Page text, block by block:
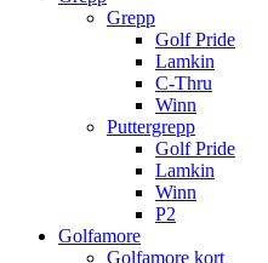
Grepp
Golf Pride
Lamkin
C-Thru
Winn
Puttergrepp
Golf Pride
Lamkin
Winn
P2
Golfamore
Golfamore kort